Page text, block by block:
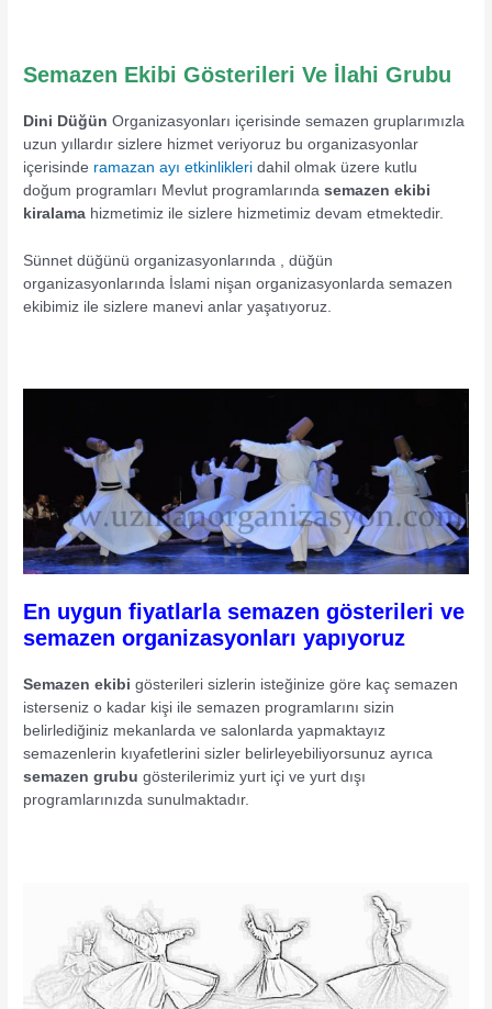
Semazen Ekibi Gösterileri Ve İlahi Grubu
Dini Düğün Organizasyonları içerisinde semazen gruplarımızla
uzun yıllardır sizlere hizmet veriyoruz bu organizasyonlar
içerisinde ramazan ayı etkinlikleri dahil olmak üzere kutlu
doğum programları Mevlut programlarındasemazen ekibi
kiralama hizmetimiz ile sizlere hizmetimiz devam etmektedir.
Sünnet düğünü organizasyonlarında , düğün
organizasyonlarında İslami nişan organizasyonlarda semazen
ekibimiz ile sizlere manevi anlar yaşatıyoruz.
En uygun fiyatlarla semazen gösterileri ve
semazen organizasyonları yapıyoruz
Semazen ekibi gösterileri sizlerin isteğinize göre kaç semazen
isterseniz o kadar kişi ile semazen programlarını sizin
belirlediğiniz mekanlarda ve salonlarda yapmaktayız
semazenlerin kıyafetlerini sizler belirleyebiliyorsunuz ayrıca
semazen grubu gösterilerimiz yurt içi ve yurt dışı
programlarınızda sunulmaktadır.